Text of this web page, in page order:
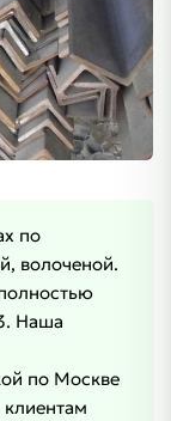
по
волоченой.
Наша
по Москве